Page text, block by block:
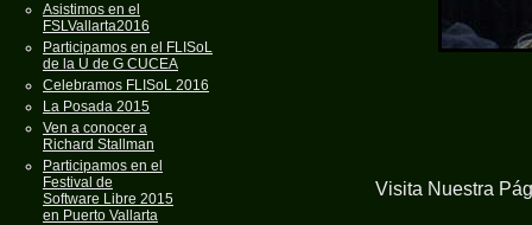
Asistimos en el
FSLVallarta2016
Participamos en el FLISoL
de la U de G CUCEA
Celebramos FLISoL 2016
La Posada 2015
Ven a conocer a
Richard Stallman
Participamos en el
Festival de
Software Libre 2015
en Puerto Vallarta
Visita Nuestra